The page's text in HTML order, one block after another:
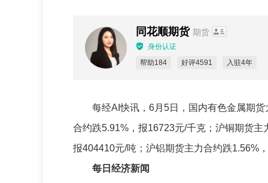
同花顺期货 期货
身份认证
帮助184
好评4591 入驻4年
每经AI快讯，6月5日，国内有色金属期货
合约跌5.91%，报16723元/千克；沪铜期货
报404410元/吨；沪铝期货主力合约跌1.56%
每日经济新闻